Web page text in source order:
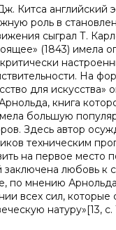
Китса английский
роль в
сыграл Т.
(1843) имела
На
для искусства»
книга
большую
Здесь автор
техническим
на первое место
заключена любовь к
по мнению
всех сил, которые
натуру»[13, c.